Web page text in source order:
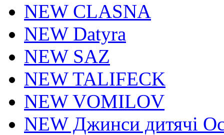
NEW CLASNA
NEW Datyra
NEW SAZ
NEW TALIFECK
NEW VOMILOV
NEW Джинси дитячі